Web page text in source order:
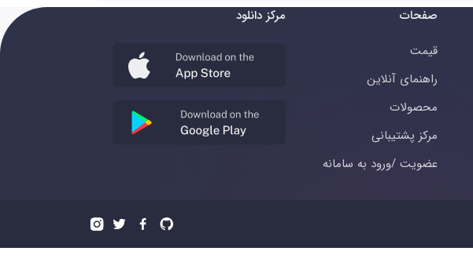
صفحات
قیمت
راهنمای آنلاین
محصولات
مرکز پشتیبانی
عضویت /ورود به سامانه
مرکز دانلود